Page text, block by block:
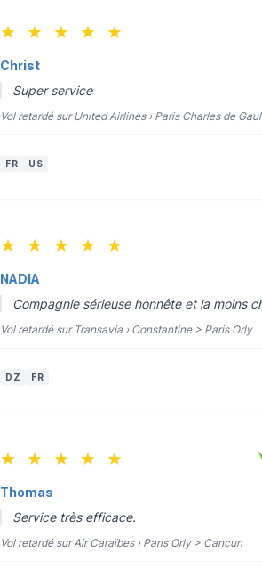
★ ★ ★ ★ ★
Christ
Super service
Vol retardé sur United Airlines › Paris Charles de
FR US
★ ★ ★ ★ ★
NADIA
Compagnie sérieuse honnête et la moins
Vol retardé sur Transavia › Constantine > Paris Orly
DZ FR
★ ★ ★ ★ ★
Thomas
Service très efficace.
Vol retardé sur Air Caraïbes › Paris Orly > Cancun